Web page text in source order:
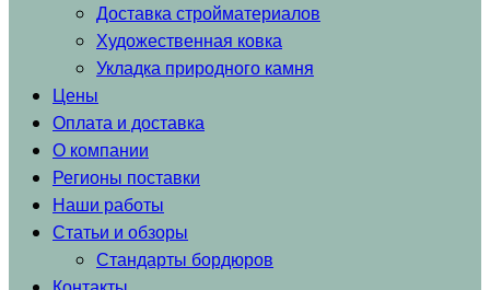
Доставка стройматериалов
Художественная ковка
Укладка природного камня
Цены
Оплата и доставка
О компании
Регионы поставки
Наши работы
Статьи и обзоры
Стандарты бордюров